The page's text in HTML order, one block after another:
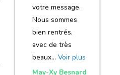
votre message.
Nous sommes
bien rentrés,
avec de très
beaux… Voir plus
May-Xy Besnard